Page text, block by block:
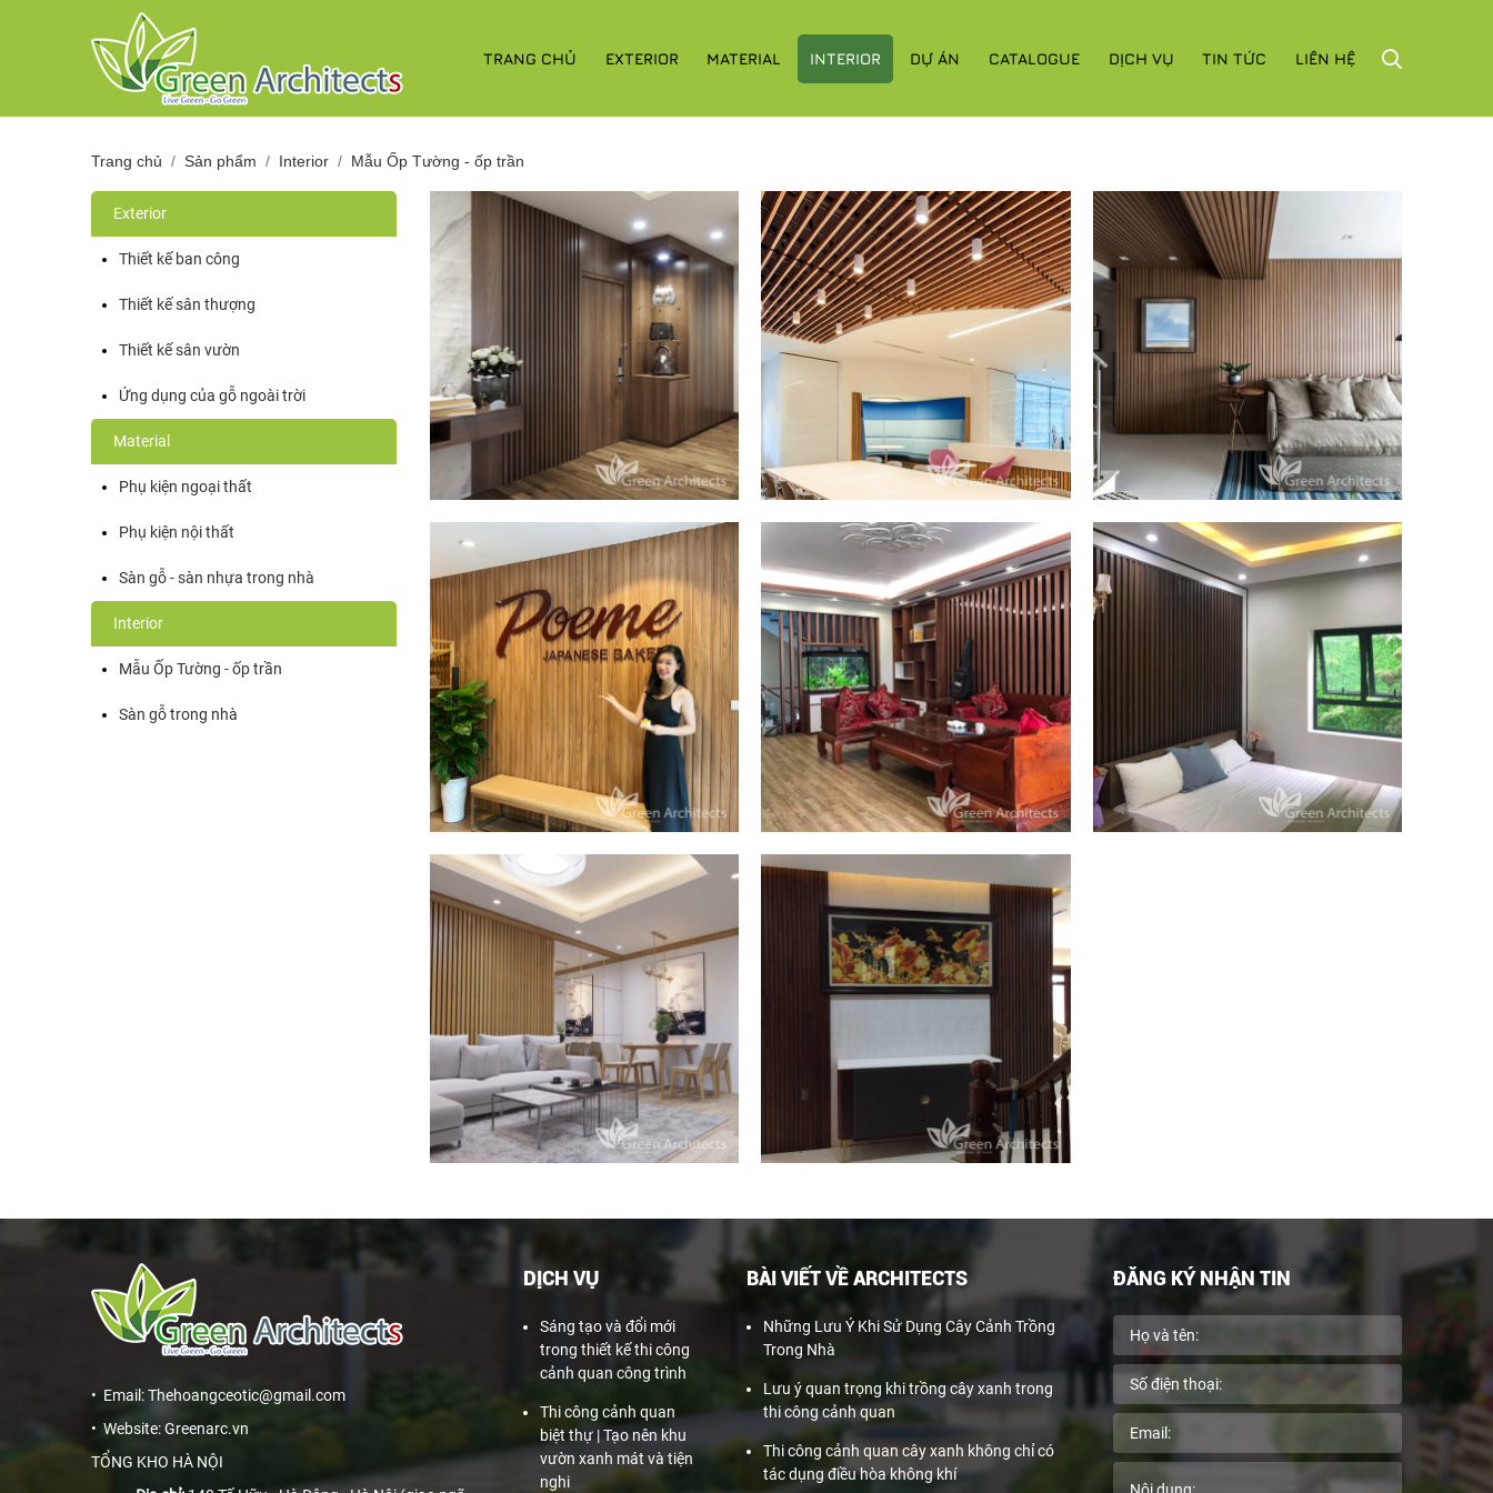
TRANG CHỦ EXTERIOR MATERIAL INTERIOR DỰ ÁN CATALOGUE DỊCH VỤ TIN TỨC LIÊN HỆ
Trang chủ Sản phẩm Interior Mẫu Ốp Tường - ốp trần
Exterior
Thiết kế ban công
Thiết kế sân thượng
Thiết kế sân vườn
Ứng dụng của gỗ ngoài trời
Material
Phụ kiện ngoại thất
Phụ kiện nội thất
Sàn gỗ - sàn nhựa trong nhà
Interior
Mẫu Ốp Tường - ốp trần
Sàn gỗ trong nhà
• Email: Thehoangceotic@gmail.com
• Website: Greenarc.vn
TỔNG KHO HÀ NỘI
DỊCH VỤ
Sáng tạo và đổi mới
trong thiết kế thi công
cảnh quan công trình
Thi công cảnh quan
biệt thự | Tạo nên khu
vườn xanh mát và tiện
nghi
BÀI VIẾT VỀ ARCHITECTS
Những Lưu Ý Khi Sử Dụng Cây Cảnh Trồng
Trong Nhà
Lưu ý quan trọng khi trồng cây xanh trong
thi công cảnh quan
Thi công cảnh quan cây xanh không chỉ có
tác dụng điều hòa không khí
ĐĂNG KÝ NHẬN TIN